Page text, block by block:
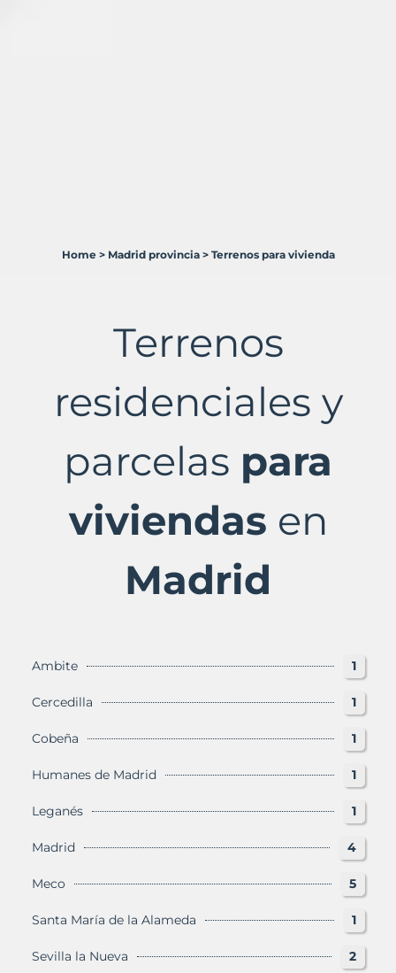
Murbalands
Home > Madrid provincia > Terrenos para vivienda
Terrenos
residenciales y
parcelas para
viviendas en
Madrid
Ambite 1
Cercedilla 1
Cobeña 1
Humanes de Madrid 1
Leganés 1
Madrid 4
Meco 5
Santa María de la Alameda 1
Sevilla la Nueva 2